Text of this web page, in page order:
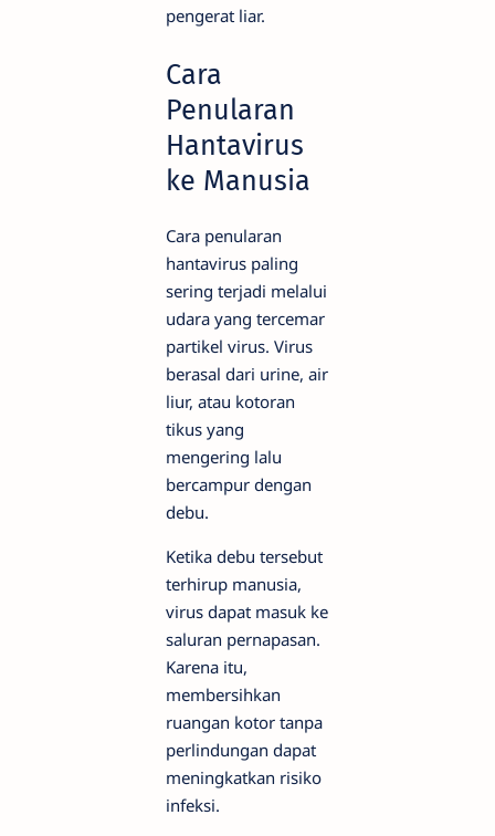
pengerat liar.
Cara
Penularan
Hantavirus
ke Manusia
Cara penularan
hantavirus paling
sering terjadi melalui
udara yang tercemar
partikel virus. Virus
berasal dari urine, air
liur, atau kotoran
tikus yang
mengering lalu
bercampur dengan
debu.
Ketika debu tersebut
terhirup manusia,
virus dapat masuk ke
saluran pernapasan.
Karena itu,
membersihkan
ruangan kotor tanpa
perlindungan dapat
meningkatkan risiko
infeksi.